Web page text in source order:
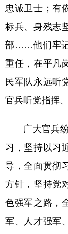
山东
广东
四川
新疆
多语种频道
English
Deutsch
忠诚卫士；有
标兵、身残志
部……他们牢
重任，在平凡
民军队永远听
官兵听党指挥
广大官兵纷
习，坚持以习
导，全面贯彻
方针，坚持党
色强军之路，
军、人才强军